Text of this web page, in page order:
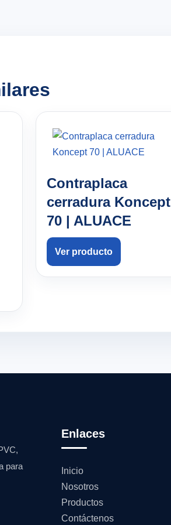
Contraplaca
cerradura Koncept
70 | ALUACE
Ver producto
para
Enlaces
Inicio
Nosotros
Productos
Contáctenos